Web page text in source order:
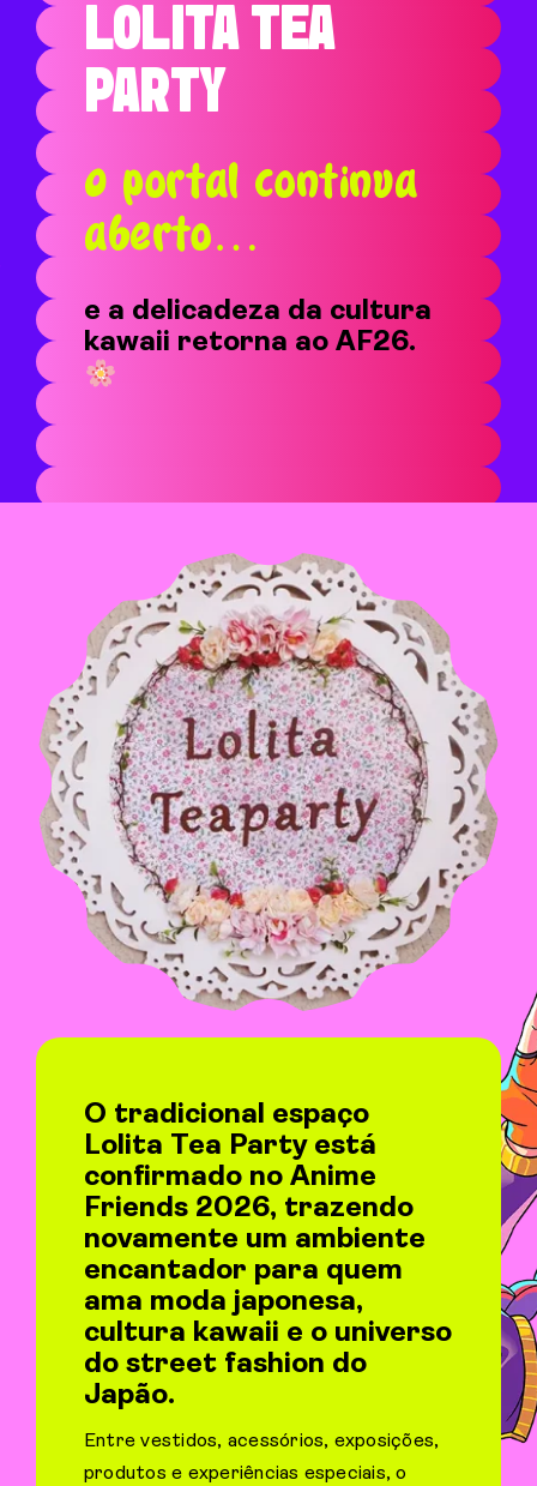
LOLITA TEA
PARTY
O portal continua
aberto…
e a delicadeza da cultura
kawaii retorna ao AF26.
O tradicional espaço
Lolita Tea Party está
confirmado no Anime
Friends 2026, trazendo
novamente um ambiente
encantador para quem
ama moda japonesa,
cultura kawaii e o universo
do street fashion do
Japão.
Entre vestidos, acessórios, exposições,
produtos e experiências especiais, o